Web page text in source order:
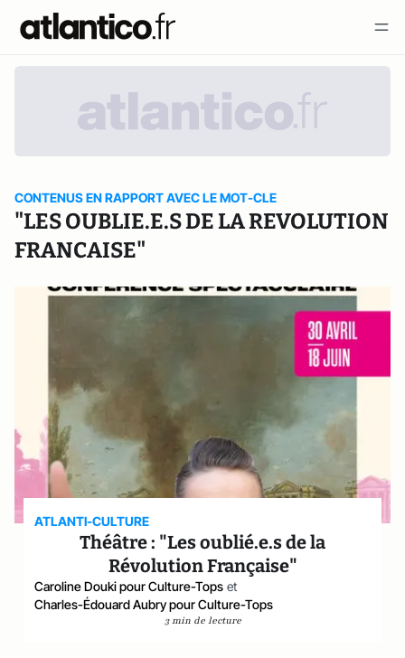
CONTENUS EN RAPPORT AVEC LE MOT-CLE
"LES OUBLIE.E.S DE LA REVOLUTION
FRANCAISE"
ATLANTI-CULTURE
Théâtre : "Les oublié.e.s de la
Révolution Française"
Caroline Douki pour Culture-Tops et
Charles-Édouard Aubry pour Culture-Tops
3 min de lecture